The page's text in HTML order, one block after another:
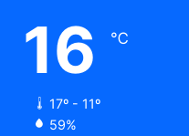
16 ℃
17º - 11º
59%